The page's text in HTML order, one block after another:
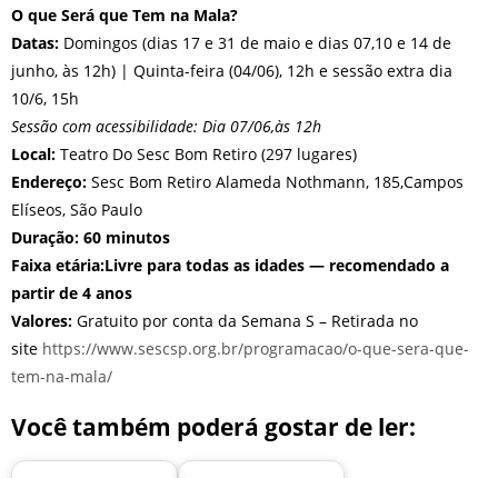
O que Será que Tem na Mala?
Datas: Domingos (dias 17 e 31 de maio e dias 07,10 e 14 de
junho, às 12h) | Quinta-feira (04/06), 12h e sessão extra dia
10/6, 15h
Sessão com acessibilidade: Dia 07/06,às 12h
Local: Teatro Do Sesc Bom Retiro (297 lugares)
Endereço: Sesc Bom Retiro Alameda Nothmann, 185,Campos
Elíseos, São Paulo
Duração: 60 minutos
Faixa etária:Livre para todas as idades — recomendado a
partir de 4 anos
Valores: Gratuito por conta da Semana S – Retirada no
site https://www.sescsp.org.br/programacao/o-que-sera-que-
tem-na-mala/
Você também poderá gostar de ler: